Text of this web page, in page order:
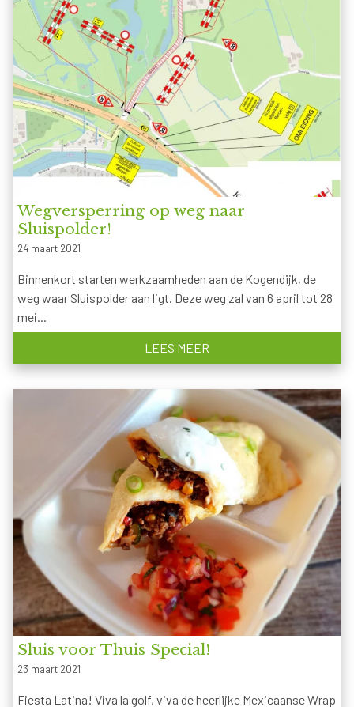
Wegversperring op weg naar
Sluispolder!
24 maart 2021
Binnenkort starten werkzaamheden aan de Kogendijk, de
weg waar Sluispolder aan ligt. Deze weg zal van 6 april tot 28
mei...
LEES MEER
Sluis voor Thuis Special!
23 maart 2021
Fiesta Latina! Viva la golf, viva de heerlijke Mexicaanse Wrap